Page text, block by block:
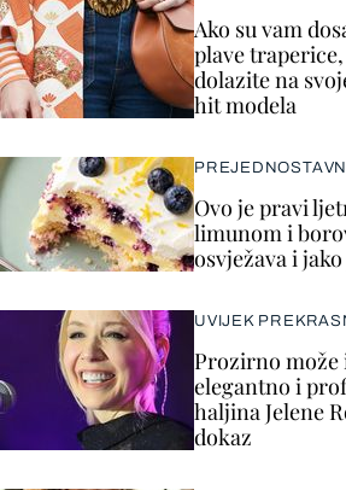
Ako su vam
plave
dolazite na
hit modela
Ovo je pravi
limunom i
osvježava i
UVIJEK
Prozirno može
elegantno i
haljina Jelene
dokaz